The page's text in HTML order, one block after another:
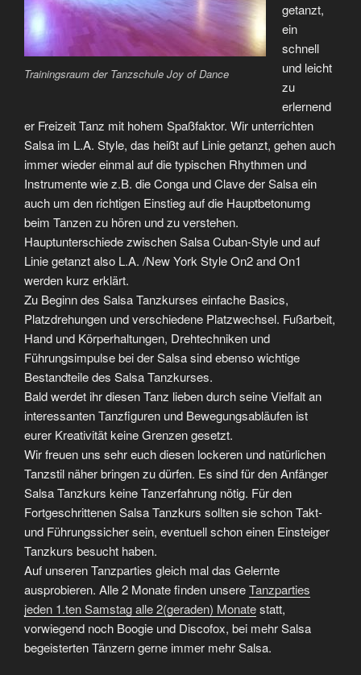
Trainingsraum der Tanzschule Joy of Dance
getanzt,
ein
schnell
und leicht
zu
erlernend
er Freizeit Tanz mit hohem Spaßfaktor. Wir unterrichten
Salsa im L.A. Style, das heißt auf Linie getanzt, gehen auch
immer wieder einmal auf die typischen Rhythmen und
Instrumente wie z.B. die Conga und Clave der Salsa ein
auch um den richtigen Einstieg auf die Hauptbetonumg
beim Tanzen zu hören und zu verstehen.
Hauptunterschiede zwischen Salsa Cuban-Style und auf
Linie getanzt also L.A. /New York Style On2 and On1
werden kurz erklärt.
Zu Beginn des Salsa Tanzkurses einfache Basics,
Platzdrehungen und verschiedene Platzwechsel. Fußarbeit,
Hand und Körperhaltungen, Drehtechniken und
Führungsimpulse bei der Salsa sind ebenso wichtige
Bestandteile des Salsa Tanzkurses.
Bald werdet ihr diesen Tanz lieben durch seine Vielfalt an
interessanten Tanzfiguren und Bewegungsabläufen ist
eurer Kreativität keine Grenzen gesetzt.
Wir freuen uns sehr euch diesen lockeren und natürlichen
Tanzstil näher bringen zu dürfen. Es sind für den Anfänger
Salsa Tanzkurs keine Tanzerfahrung nötig. Für den
Fortgeschrittenen Salsa Tanzkurs sollten sie schon Takt-
und Führungssicher sein, eventuell schon einen Einsteiger
Tanzkurs besucht haben.
Auf unseren Tanzparties gleich mal das Gelernte
ausprobieren. Alle 2 Monate finden unsereTanzparties
jeden 1.ten Samstag alle 2(geraden) Monatestatt,
vorwiegend noch Boogie und Discofox, bei mehr Salsa
begeisterten Tänzern gerne immer mehr Salsa.